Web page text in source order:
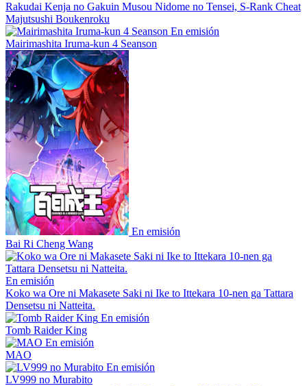
Rakudai Kenja no Gakuin Musou Nidome no Tensei, S-Rank Cheat
Majutsushi Boukenroku
En emisión
Mairimashita Iruma-kun 4 Seanson
En emisión
Bai Ri Cheng Wang
En emisión
Koko wa Ore ni Makasete Saki ni Ike to Ittekara 10-nen ga Tattara
Densetsu ni Natteita.
En emisión
Tomb Raider King
En emisión
MAO
En emisión
LV999 no Murabito